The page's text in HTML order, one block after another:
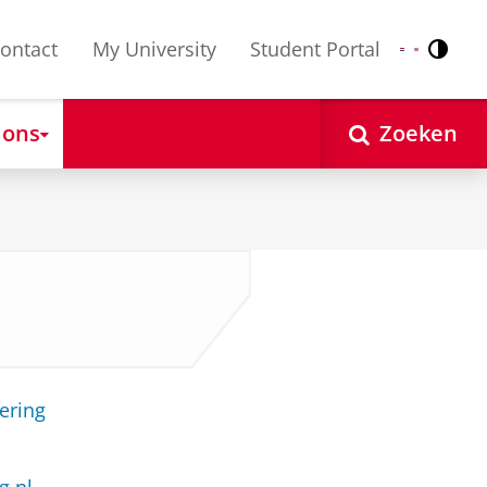
My University Student Portal Nederlands
English
Zoeken